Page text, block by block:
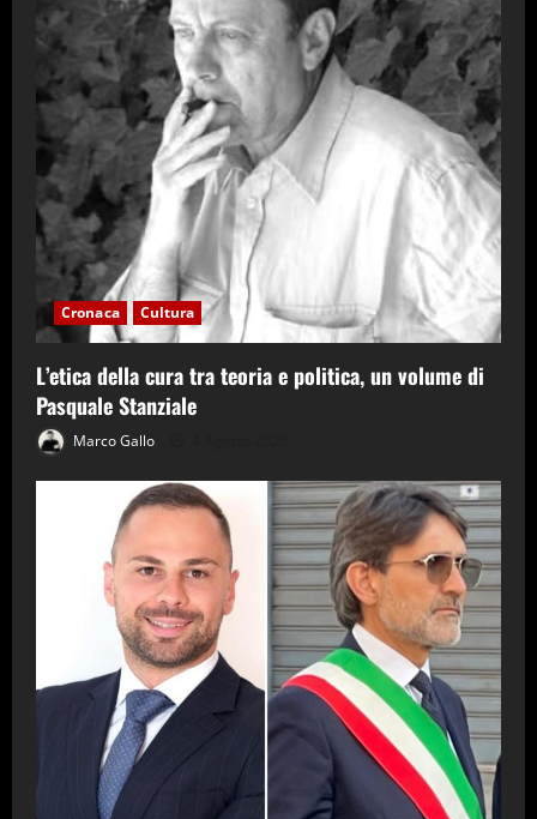
Cronaca Cultura
L’etica della cura tra teoria e politica, un volume di
Pasquale Stanziale
Marco Gallo